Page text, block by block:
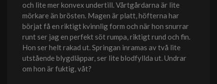
och lite mer konvex undertill. Vårtgårdarna är lite
mörkare än brösten. Magen är platt, höfterna har
börjat få en riktigt kvinnlig form och när hon snurrar
runt ser jag en perfekt söt rumpa, riktigt rund och fin.
Hon ser helt rakad ut. Springan inramas av två lite
utstående blygdläppar, ser lite blodfyllda ut. Undrar
om hon är fuktig, våt?